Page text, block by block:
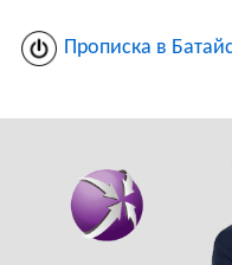
Прописка в